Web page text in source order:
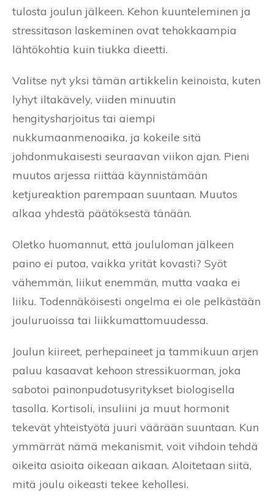
tulosta joulun jälkeen. Kehon kuunteleminen ja
stressitason laskeminen ovat tehokkaampia
lähtökohtia kuin tiukka dieetti.
Valitse nyt yksi tämän artikkelin keinoista, kuten
lyhyt iltakävely, viiden minuutin
hengitysharjoitus tai aiempi
nukkumaanmenoaika, ja kokeile sitä
johdonmukaisesti seuraavan viikon ajan. Pieni
muutos arjessa riittää käynnistämään
ketjureaktion parempaan suuntaan. Muutos
alkaa yhdestä päätöksestä tänään.
Oletko huomannut, että joululoman jälkeen
paino ei putoa, vaikka yrität kovasti? Syöt
vähemmän, liikut enemmän, mutta vaaka ei
liiku. Todennäköisesti ongelma ei ole pelkästään
jouluruoissa tai liikkumattomuudessa.
Joulun kiireet, perhepaineet ja tammikuun arjen
paluu kasaavat kehoon stressikuorman, joka
sabotoi painonpudotusyritykset biologisella
tasolla. Kortisoli, insuliini ja muut hormonit
tekevät yhteistyötä juuri väärään suuntaan. Kun
ymmärrät nämä mekanismit, voit vihdoin tehdä
oikeita asioita oikeaan aikaan. Aloitetaan siitä,
mitä joulu oikeasti tekee kehollesi.